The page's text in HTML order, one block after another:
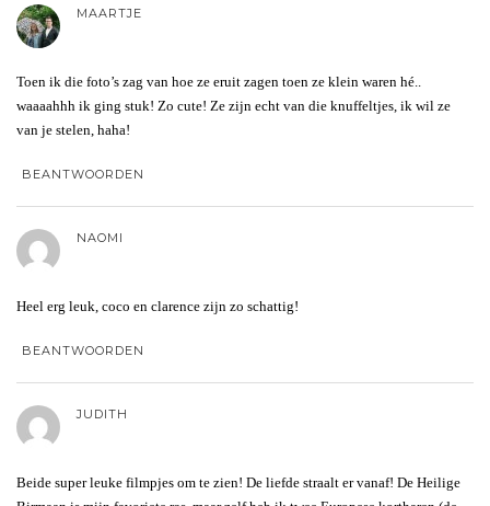
MAARTJE
Toen ik die foto’s zag van hoe ze eruit zagen toen ze klein waren hé..
waaaahhh ik ging stuk! Zo cute! Ze zijn echt van die knuffeltjes, ik wil ze
van je stelen, haha!
BEANTWOORDEN
NAOMI
Heel erg leuk, coco en clarence zijn zo schattig!
BEANTWOORDEN
JUDITH
Beide super leuke filmpjes om te zien! De liefde straalt er vanaf! De Heilige